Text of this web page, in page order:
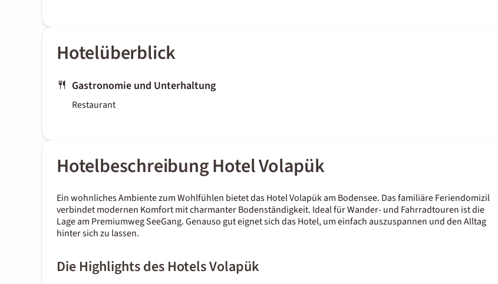
Hotelüberblick
Gastronomie und Unterhaltung
Restaurant
Hotelbeschreibung Hotel Volapük
Ein wohnliches Ambiente zum Wohlfühlen bietet das Hotel Volapük am Bodensee. Das familiäre Feriendomizil
verbindet modernen Komfort mit charmanter Bodenständigkeit. Ideal für Wander- und Fahrradtouren ist die
Lage am Premiumweg SeeGang. Genauso gut eignet sich das Hotel, um einfach auszuspannen und den Alltag
hinter sich zu lassen.
Die Highlights des Hotels Volapük